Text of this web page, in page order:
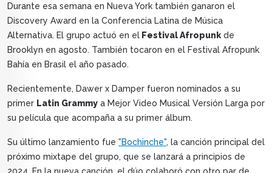
Durante esa semana en Nueva York también ganaron el
Discovery Award en la Conferencia Latina de Música
Alternativa. El grupo actuó en el Festival Afropunk de
Brooklyn en agosto. También tocaron en el Festival Afropunk
Bahía en Brasil el año pasado.
Recientemente, Dawer x Damper fueron nominados a su
primer Latin Grammy a Mejor Video Musical Versión Larga por
su película que acompaña a su primer álbum.
Su último lanzamiento fue "Bochinche", la canción principal del
próximo mixtape del grupo, que se lanzará a principios de
2024. En la nueva canción, el dúo colaboró con otro par de